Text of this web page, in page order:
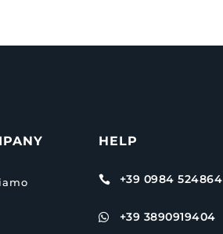
HELP
 +39 0984 524864
 +39 3890919404